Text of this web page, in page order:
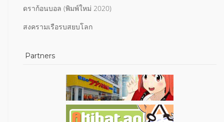
ดราก้อนบอล (พิมพ์ใหม่ 2020)
สงครามเรือรบสยบโลก
Partners